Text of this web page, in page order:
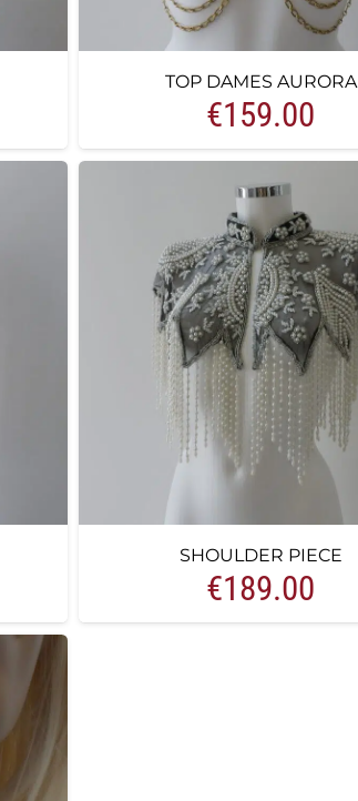
TOP DAMES AURORA
€159.00
SHOULDER PIECE
€189.00